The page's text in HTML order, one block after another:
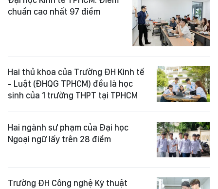
chuẩn cao nhất 97 điểm
Hai thủ khoa của Trường ĐH Kinh tế
- Luật (ĐHQG TPHCM) đều là học
sinh của 1 trường THPT tại TPHCM
Hai ngành sư phạm của Đại học
Ngoại ngữ lấy trên 28 điểm
Trường ĐH Công nghệ Kỹ thuật